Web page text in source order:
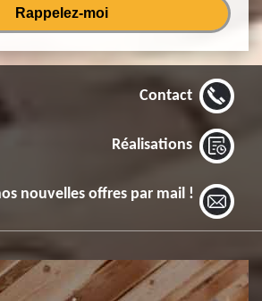
Contact
Réalisations
nouvelles offres par mail !